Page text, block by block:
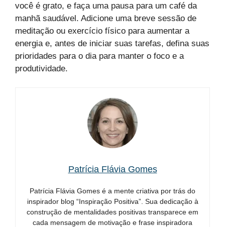
você é grato, e faça uma pausa para um café da
manhã saudável. Adicione uma breve sessão de
meditação ou exercício físico para aumentar a
energia e, antes de iniciar suas tarefas, defina suas
prioridades para o dia para manter o foco e a
produtividade.
Patrícia Flávia Gomes
Patrícia Flávia Gomes é a mente criativa por trás do
inspirador blog “Inspiração Positiva”. Sua dedicação à
construção de mentalidades positivas transparece em
cada mensagem de motivação e frase inspiradora